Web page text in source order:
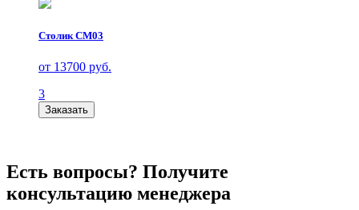
Столик СМ03
от 13700 руб.
3
Заказать
Есть вопросы? Получите
консультацию менеджера